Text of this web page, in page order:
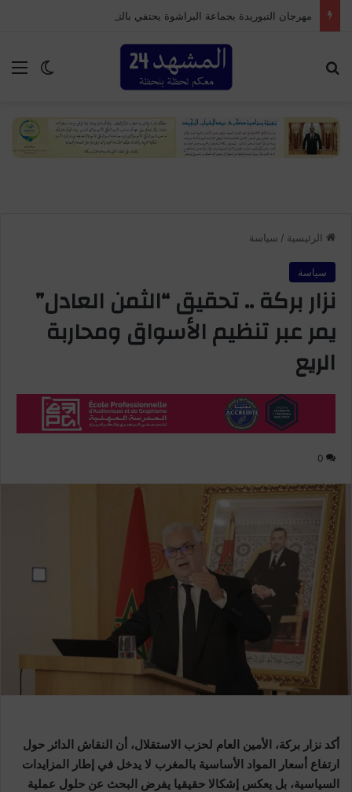
الوضع
الرئيسية / سياسة
سياسة
نزار بركة .. تحقيق “الثمن العادل”
يمر عبر تنظيم الأسواق ومحاربة
الريع
0
أكد نزار بركة، الأمين العام لحزب الاستقلال، أن النقاش الدائر حول
ارتفاع أسعار المواد الأساسية بالمغرب لا يدخل في إطار المزايدات
السياسية، بل يعكس إشكالا حقيقيا يفرض البحث عن حلول عملية